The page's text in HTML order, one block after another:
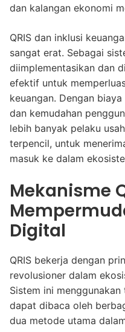
dan kalangan ekonomi
QRIS dan inklusi
sangat erat. Sebagai
diimplementasikan dan
efektif untuk
keuangan. Dengan
dan kemudahan
lebih banyak pelaku
terpencil, untuk
masuk ke dalam
Mekanisme
Digital
QRIS bekerja dengan
revolusioner dalam
Sistem ini
dapat dibaca oleh
dua metode utama